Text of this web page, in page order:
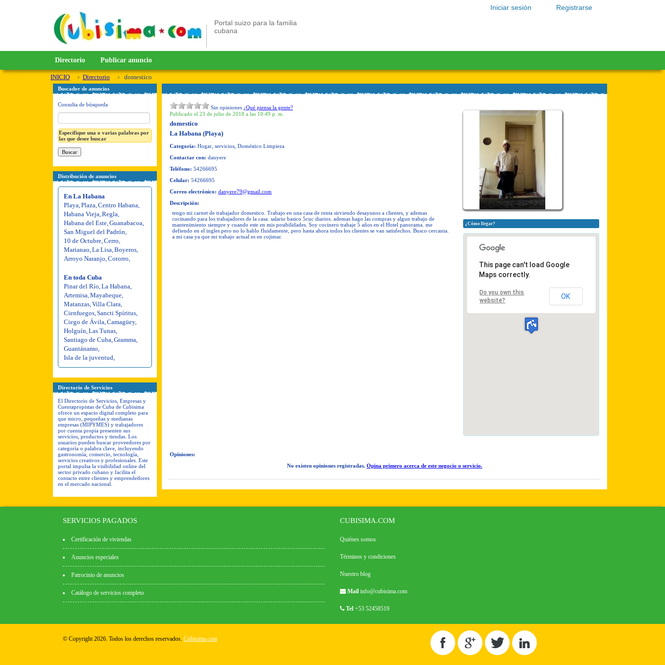
Registrarse
Iniciar sesión
Portal suizo para la familia
cubana
Directorio Publicar anuncio
INICIO Directorio domestico
Buscador de anuncios
Consulta de búsqueda
Especifique una o varias palabras por
las que desee buscar
Distribución de anuncios
En La Habana
Playa Plaza Centro Habana
Habana Vieja Regla
Habana del Este Guanabacoa
San Miguel del Padrón
10 de Octubre Cerro
Marianao La Lisa Boyeros
Arroyo Naranjo Cotorro
En toda Cuba
Pinar del Río La Habana
Artemisa Mayabeque
Matanzas Villa Clara
Cienfuegos Sancti Spíritus
Ciego de Ávila Camagüey,
Holguín Las Tunas
Santiago de Cuba Gramma
Guantánamo
Isla de la juventud
Directorio de Servicios
El Directorio de Servicios, Empresas y
Cuentapropistas de Cuba de Cubisima
ofrece un espacio digital completo para
que micro, pequeñas y medianas
empresas (MIPYMES) y trabajadores
por cuenta propia presenten sus
servicios, productos y tiendas. Los
usuarios pueden buscar proveedores por
categoría o palabra clave, incluyendo
gastronomía, comercio, tecnología,
servicios creativos y profesionales. Este
portal impulsa la visibilidad online del
sector privado cubano y facilita el
contacto entre clientes y emprendedores
en el mercado nacional.
Sin opiniones ¿Qué piensa la gente?
Publicado el 23 de julio de 2018 a las 10:49 p. m.
domestico
La Habana (Playa)
Categoría: Hogar, servicios, Doméstico Limpieza
Contactar con: danyere
Teléfono: 54266695
Celular: 54266695
Correo electrónico: danyere79@gmail.com
Descripción:
tengo mi carnet de trabajador domestico. Trabajo en una casa de renta sirviendo desayunos a clientes, y ademas
cocinando para los trabajadores de la casa. salario basico 5cuc diarios. ademas hago las compras y algun trabajo de
mantenimiento siempre y cuando este en mis posibilidades. Soy cocinero trabaje 5 años en el Hotel panorama. me
defiendo en el ingles pero no lo hablo fluidamente, pero hasta ahora todos los clientes se van satisfechos. Busco cercania.
a mi casa ya que mi trabajo actual es en cojimar.
¿Cómo llegar?
This page can't load Google
Maps correctly.
Do you own this
website?
OK
Opiniones:
No existen opiniones registradas. Opina primero acerca de este negocio o servicio.
SERVICIOS PAGADOS
Certificación de viviendas
Anuncios especiales
Patrocinio de anuncios
Catálogo de servicios completo
CUBISIMA.COM
Quiénes somos
Términos y condiciones
Nuestro blog
Mail info@cubisima.com
Tel +53 52458519
© Copyright 2026. Todos los derechos reservados. Cubisima.com